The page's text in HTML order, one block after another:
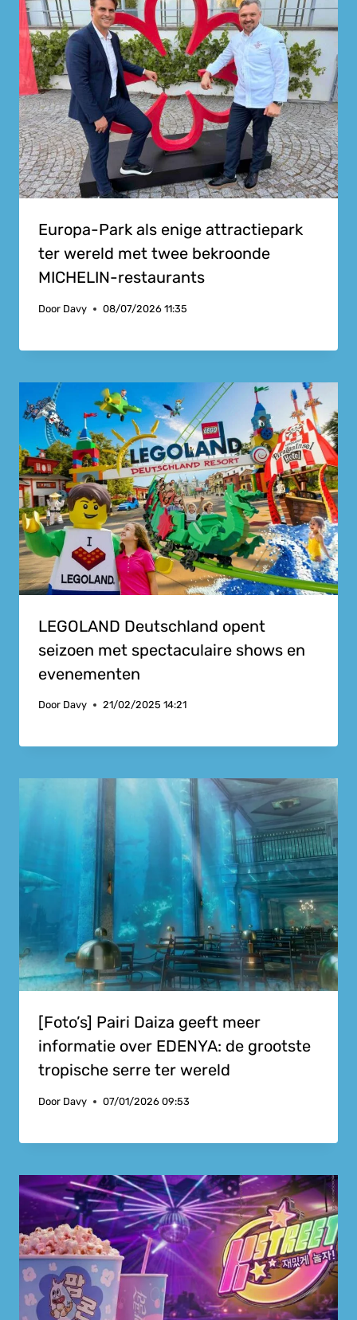
Europa-Park als enige attractiepark
ter wereld met twee bekroonde
MICHELIN-restaurants
Door Davy 08/07/2026 11:35
LEGOLAND Deutschland opent
seizoen met spectaculaire shows en
evenementen
Door Davy 21/02/2025 14:21
[Foto’s] Pairi Daiza geeft meer
informatie over EDENYA: de grootste
tropische serre ter wereld
Door Davy 07/01/2026 09:53